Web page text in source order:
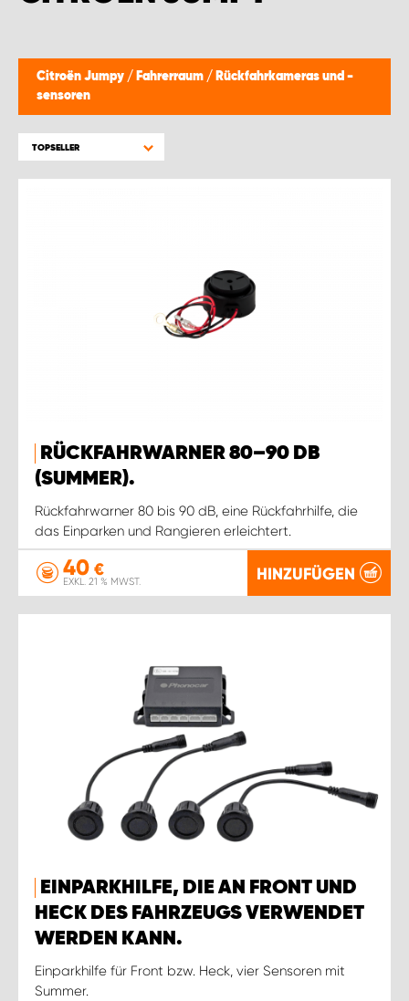
Citroën Jumpy / Fahrerraum / Rückfahrkameras und -
sensoren
TOPSELLER
RÜCKFAHRWARNER 80–90 DB
(SUMMER).
Rückfahrwarner 80 bis 90 dB, eine Rückfahrhilfe, die
das Einparken und Rangieren erleichtert.
40 €
EXKL. 21 % MWST. HINZUFÜGEN
EINPARKHILFE, DIE AN FRONT UND
HECK DES FAHRZEUGS VERWENDET
WERDEN KANN.
Einparkhilfe für Front bzw. Heck, vier Sensoren mit
Summer.
WORK SYSTEM BRÜSSEL
WORK SYSTEM LIMBURG-KEMPEN
WORK SYSTEM WORK SYSTEM BRÜGGE